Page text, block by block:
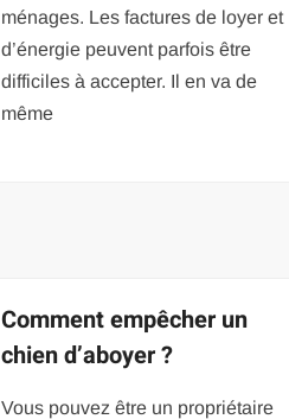
ménages. Les factures de loyer et
d’énergie peuvent parfois être
difficiles à accepter. Il en va de
même
Comment empêcher un
chien d’aboyer ?
Vous pouvez être un propriétaire